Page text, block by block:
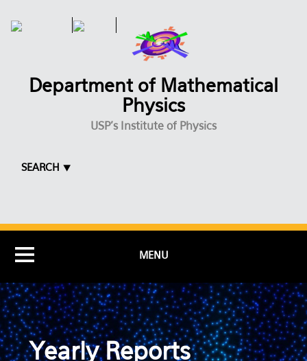
Department of Mathematical
Physics
USP's Institute of Physics
SEARCH ⯆
MENU
Yearly Reports